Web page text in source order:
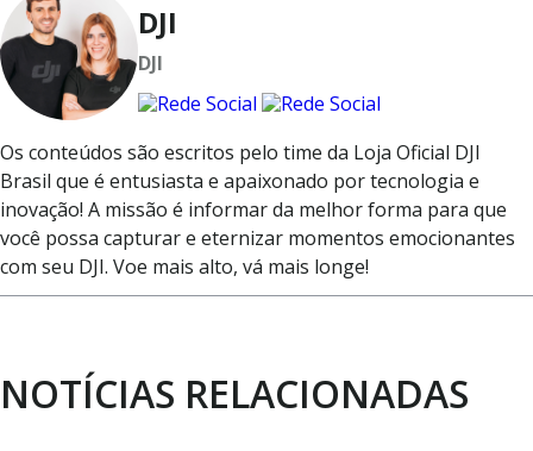
DJI
DJI
Os conteúdos são escritos pelo time da Loja Oficial DJI
Brasil que é entusiasta e apaixonado por tecnologia e
inovação! A missão é informar da melhor forma para que
você possa capturar e eternizar momentos emocionantes
com seu DJI. Voe mais alto, vá mais longe!
NOTÍCIAS RELACIONADAS